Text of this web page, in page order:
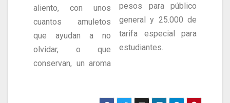
aliento, con unos
cuantos amuletos
que ayudan a no
olvidar, o que
conservan, un aroma
pesos para público
general y 25.000 de
tarifa especial para
estudiantes.